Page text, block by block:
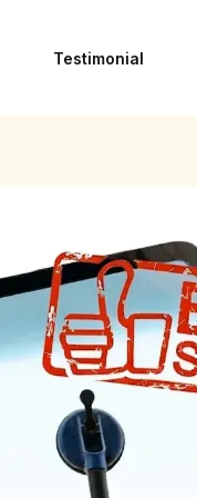
Testimonial